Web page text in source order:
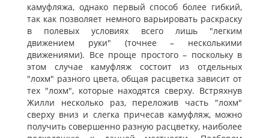
камуфляжа, однако первый способ более гибкий,
так как позволяет немного варьировать раскраску
в полевых условиях всего лишь "легким
движением руки" (точнее – несколькими
движениями). Все проще простого – поскольку в
этом случае камуфляж состоит из отдельных
"лохм" разного цвета, общая расцветка зависит от
тех "лохм", которые находятся сверху. Встряхнув
Жилли несколько раз, переложив часть "лохм"
сверху вниз и слегка причесав камуфляж, можно
получить совершенно разную расцветку, наиболее